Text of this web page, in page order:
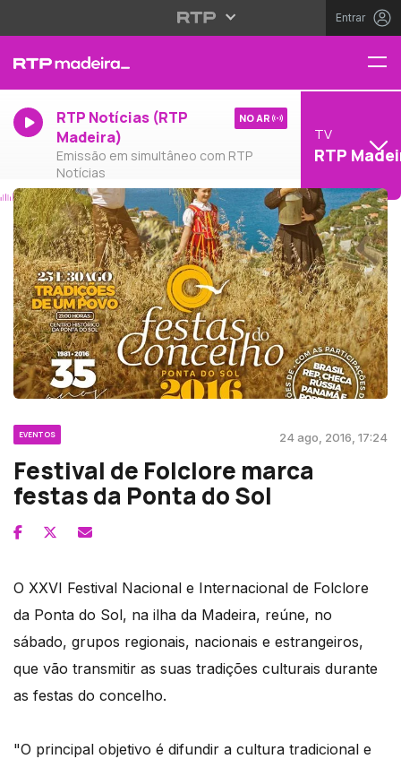
Entrar
RTP Notícias (RTP
Madeira)
Emissão em simultâneo com RTP
Notícias
NO AR
TV
RTP
EVENTOS 24 ago, 2016, 17:24
Festival de Folclore marca
festas da Ponta do Sol
O XXVI Festival Nacional e Internacional de Folclore
da Ponta do Sol, na ilha da Madeira, reúne, no
sábado, grupos regionais, nacionais e estrangeiros,
que vão transmitir as suas tradições culturais durante
as festas do concelho.
"O principal objetivo é difundir a cultura tradicional e